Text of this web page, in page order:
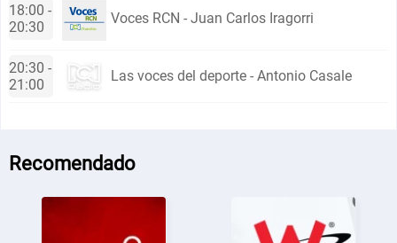
18:00 -
20:30
Voces RCN - Juan Carlos Iragorri
20:30 -
21:00
Las voces del deporte - Antonio Casale
Recomendado